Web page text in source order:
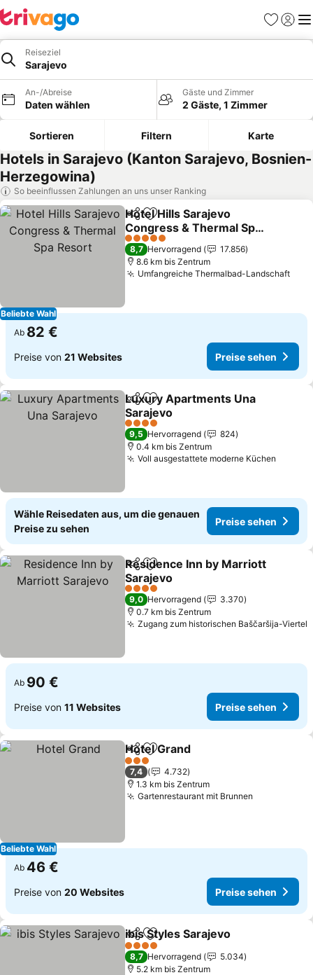
Favoriten
Reiseziel
Sarajevo
An-/Abreise
Daten wählen
Gäste und Zimmer
2 Gäste, 1 Zimmer
Sortieren Filtern Karte
Hotels in Sarajevo (Kanton Sarajevo, Bosnien-
Herzegowina)
So beeinflussen Zahlungen an uns unser Ranking
Beliebte Wahl
TeilenZu Favoriten hinzufügen
Hotel Hills Sarajevo
Congress & Thermal Spa
Resort
5 Sterne
8,7 Hervorragend
17.856
8.6 km bis Zentrum
Umfangreiche Thermalbad-Landschaft
Ab 82 €
Preise von 21 Websites Preise sehen
TeilenZu Favoriten hinzufügen
Luxury Apartments Una
Sarajevo
4 Sterne
9,5 Hervorragend
824
0.4 km bis Zentrum
Voll ausgestattete moderne Küchen
Wähle Reisedaten aus, um die genauen
Preise zu sehen
Preise sehen
TeilenZu Favoriten hinzufügen
Residence Inn by Marriott
Sarajevo
4 Sterne
9,0 Hervorragend
3.370
0.7 km bis Zentrum
Zugang zum historischen Baščaršija-Viertel
Ab 90 €
Preise von 11 Websites Preise sehen
Beliebte Wahl
TeilenZu Favoriten hinzufügen
Hotel Grand
3 Sterne
7,4
4.732
1.3 km bis Zentrum
Gartenrestaurant mit Brunnen
Ab 46 €
Preise von 20 Websites Preise sehen
TeilenZu Favoriten hinzufügen
ibis Styles Sarajevo
4 Sterne
8,7 Hervorragend
5.034
5.2 km bis Zentrum